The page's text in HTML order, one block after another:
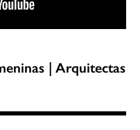
| Arquitectas